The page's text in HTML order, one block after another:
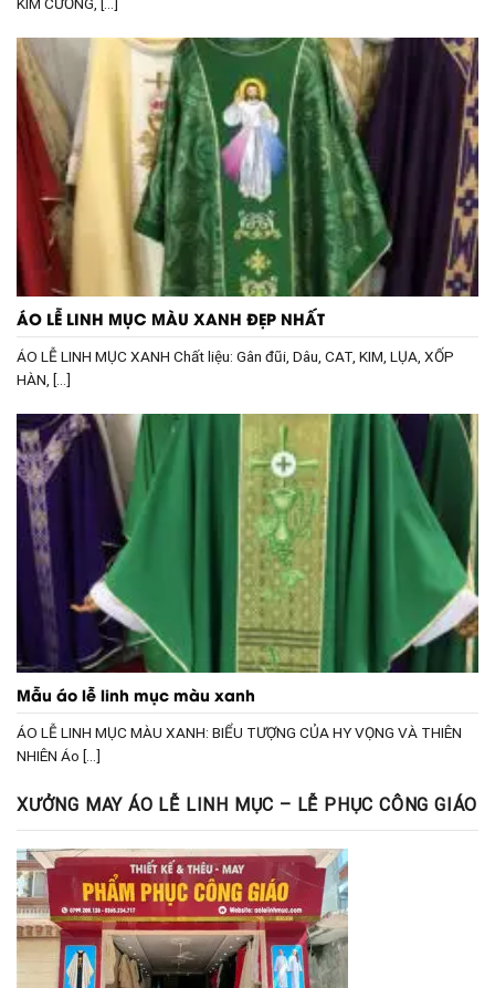
ÁO LỄ LINH MỤC MÀU XANH ĐẸP NHẤT
ÁO LỄ LINH MỤC XANH Chất liệu: Gân đũi, Dâu, CAT, KIM, LỤA, XỐP
HÀN, [...]
Mẫu áo lễ linh mục màu xanh
ÁO LỄ LINH MỤC MÀU XANH: BIỂU TƯỢNG CỦA HY VỌNG VÀ THIÊN
NHIÊN Áo [...]
XƯỞNG MAY ÁO LỄ LINH MỤC – LỄ PHỤC CÔNG GIÁO